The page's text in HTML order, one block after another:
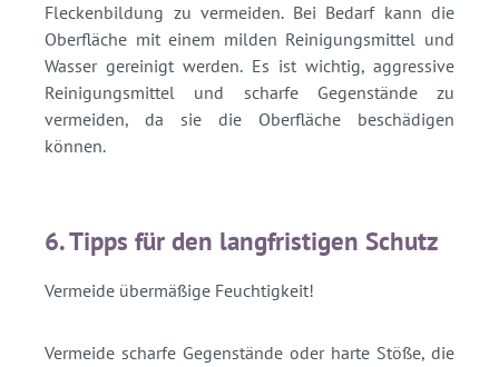
Fleckenbildung zu vermeiden. Bei Bedarf kann die
Oberfläche mit einem milden Reinigungsmittel und
Wasser gereinigt werden. Es ist wichtig, aggressive
Reinigungsmittel und scharfe Gegenstände zu
vermeiden, da sie die Oberfläche beschädigen
können.
6. Tipps für den langfristigen Schutz
Vermeide übermäßige Feuchtigkeit!
Vermeide scharfe Gegenstände oder harte Stöße, die